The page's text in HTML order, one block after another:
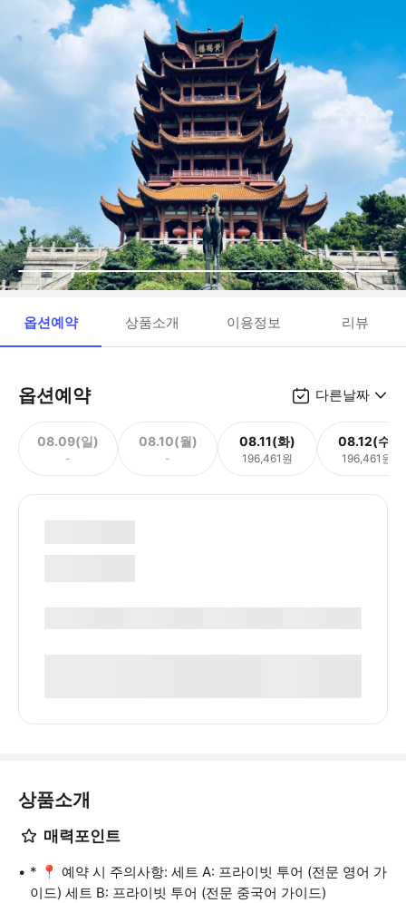
옵션예약 상품소개 이용정보 리뷰
옵션예약 다른날짜
08.09(일)
-
08.10(월)
-
08.11(화)
196,461원
08.12(수)
196,461원
상품소개
매력포인트
* 📍 예약 시 주의사항: 세트 A: 프라이빗 투어 (전문 영어 가
이드) 세트 B: 프라이빗 투어 (전문 중국어 가이드)